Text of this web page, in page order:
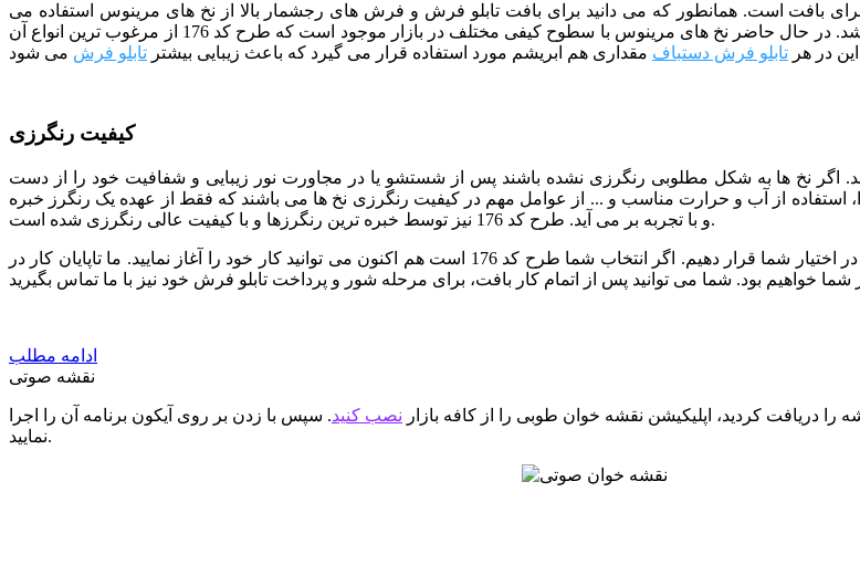
برای بافت است. همانطور که می دانید برای بافت تابلو فرش و فرش های رجشمار بالا از نخ های مرینوس استفاده می
شود. مرینوس نام نوعی نژاد گوسفند خارجی است که دارای پشمی بسیار ظریف می باشد. در حال حاضر نخ های مرینوس با سطوح کیفی مختلف در بازار موجود است که طرح کد 176 از مرغوب ترین انواع آن
در هر تابلو فرش دستباف مقداری هم ابریشم مورد استفاده قرار می گیرد که باعث زیبایی بیشتر تابلو فرش
کیفیت رنگرزی
اگر نخ ها به شکل مطلوبی رنگرزی نشده باشند پس از شستشو یا در مجاورت نور زیبایی و شفافیت خود را از دست
استفاده از آب و حرارت مناسب و ... از عوامل مهم در کیفیت رنگرزی نخ ها می باشند که فقط از عهده یک رنگرز خبره
و با تجربه بر می آید. طرح کد 176 نیز توسط خبره ترین رنگرزها و با کیفیت عالی رنگرزی شده است.
ما تمام تلاش خود را به کار برده ایم تا با استفاده از نیروهای متخصص بهترین کیفیت را در اختیار شما قرار دهیم. اگر انتخاب شما طرح کد 176 است هم اکنون می توانید کار خود را آغاز نمایید. ما تاپایان کار در
ادامه مطلب
نقشه صوتی
را دریافت کردید، اپلیکیشن نقشه خوان طوبی را از کافه بازار نصب کنید. سپس با زدن بر روی آیکون برنامه آن را اجرا
نمایید.